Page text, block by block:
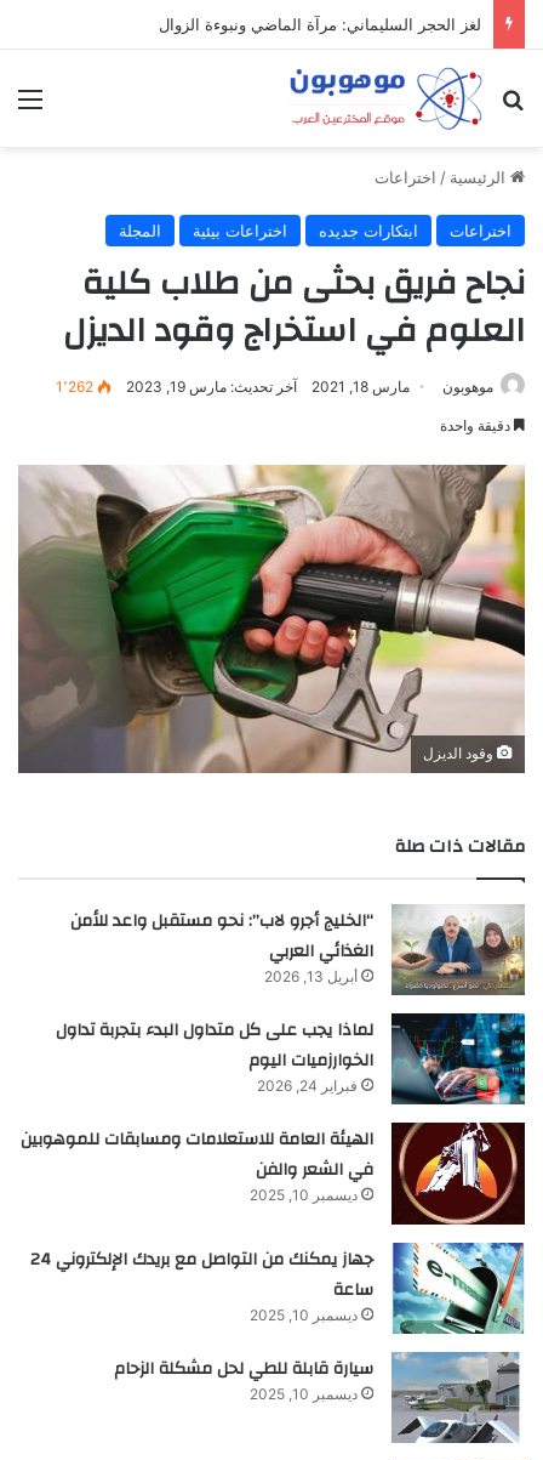
لغز الحجر السليماني: مرآة الماضي ونبوءة الزوال
بحث عن
الرئيسية / اختراعات
اختراعات ابتكارات جديده اختراعات بيئية المجلة
نجاح فريق بحثى من طلاب كلية
العلوم في استخراج وقود الديزل
موهوبون مارس 18, 2021 آخر تحديث: مارس 19, 2023 1٬262
دقيقة واحدة
وقود الديزل
مقالات ذات صلة
“الخليج أجرو لاب”: نحو مستقبل واعد للأمن
الغذائي العربي
أبريل 13, 2026
لماذا يجب على كل متداول البدء بتجربة تداول
الخوارزميات اليوم
فبراير 24, 2026
الهيئة العامة للاستعلامات ومسابقات للموهوبين
في الشعر والفن
ديسمبر 10, 2025
جهاز يمكنك من التواصل مع بريدك الإلكتروني 24
ساعة
ديسمبر 10, 2025
سيارة قابلة للطي لحل مشكلة الزحام
ديسمبر 10, 2025